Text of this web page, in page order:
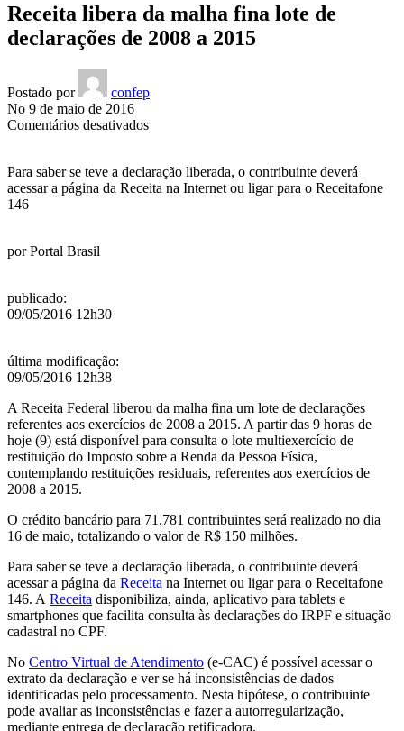
Receita libera da malha fina lote de
declarações de 2008 a 2015
Postado por
confep
No 9 de maio de 2016
Comentários desativadosem
da
malha
Para saber se teve a declaração liberada, o contribuinte deverá
acessar a página da Receita na Internet ou ligar para o Receitafone
146
porPortal Brasil
publicado:
09/05/2016 12h30
última modificação:
09/05/2016 12h38
A Receita Federal liberou da malha fina um lote de declarações
referentes aos exercícios de 2008 a 2015. A partir das 9 horas de
hoje (9) está disponível para consulta o lote multiexercício de
restituição do Imposto sobre a Renda da Pessoa Física,
contemplando restituições residuais, referentes aos exercícios de
2008 a 2015.
O crédito bancário para 71.781 contribuintes será realizado no dia
16 de maio, totalizando o valor de R$ 150 milhões.
Para saber se teve a declaração liberada, o contribuinte deverá
acessar a página da Receita na Internet ou ligar para o Receitafone
146. A Receita disponibiliza, ainda, aplicativo para tablets e
smartphones que facilita consulta às declarações do IRPF e situação
cadastral no CPF.
No Centro Virtual de Atendimento (e-CAC) é possível acessar o
extrato da declaração e ver se há inconsistências de dados
identificadas pelo processamento. Nesta hipótese, o contribuinte
pode avaliar as inconsistências e fazer a autorregularização,
mediante entrega de declaração retificadora.